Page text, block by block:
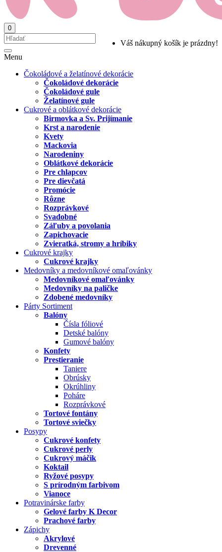
0
Váš nákupný košík je prázdny!
Menu
Čokoládové a želatínové dekorácie
Čokoládové dekorácie
Čokoládové gule
Želatínové gule
Cukrové a oblátkové dekorácie
Birmovka a Sv. Prijímanie
Krst a narodenie
Kvety
Mackovia
Narodeniny
Oblátkové dekorácie
Pre chlapcov
Pre dievčatá
Promócie
Rôzne
Rozprávkové
Svadobné
Záľuby a povolania
Zapichovacie
Zvieratká, stromy a hríbiky
Cukrové krajky
Cukrové krajky
Medovníky a medovníkové omaľovánky
Medovníkové omaľovánky
Medovníky na paličke
Zdobené medovníky
Párty Sortiment
Balóny
Čísla fóliové
Detské balóny
Gumové balóny
Konfety
Prestieranie
Taniere
Obrúsky
Okrúhliny
Poháre
Rozprávkové
Tortové fontány
Tortové sviečky
Posypy
Cukrové konfety
Cukrové perly
Cukrový máčik
Koktail
Ryžové posypy
S prírodným farbivom
Vianoce
Potravinárske farby
Gelové farby K Decor
Prachové farby
Zápichy
Akrylové
Drevenné